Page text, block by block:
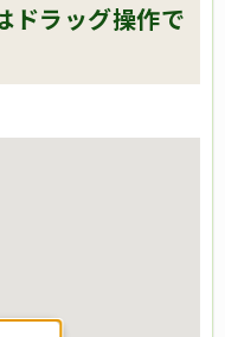
ドラッグ操作で